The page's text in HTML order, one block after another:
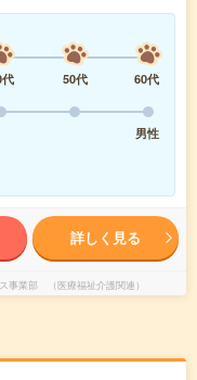
50代
60代
男性
詳しく見る
事業部 （医療福祉介護関連）